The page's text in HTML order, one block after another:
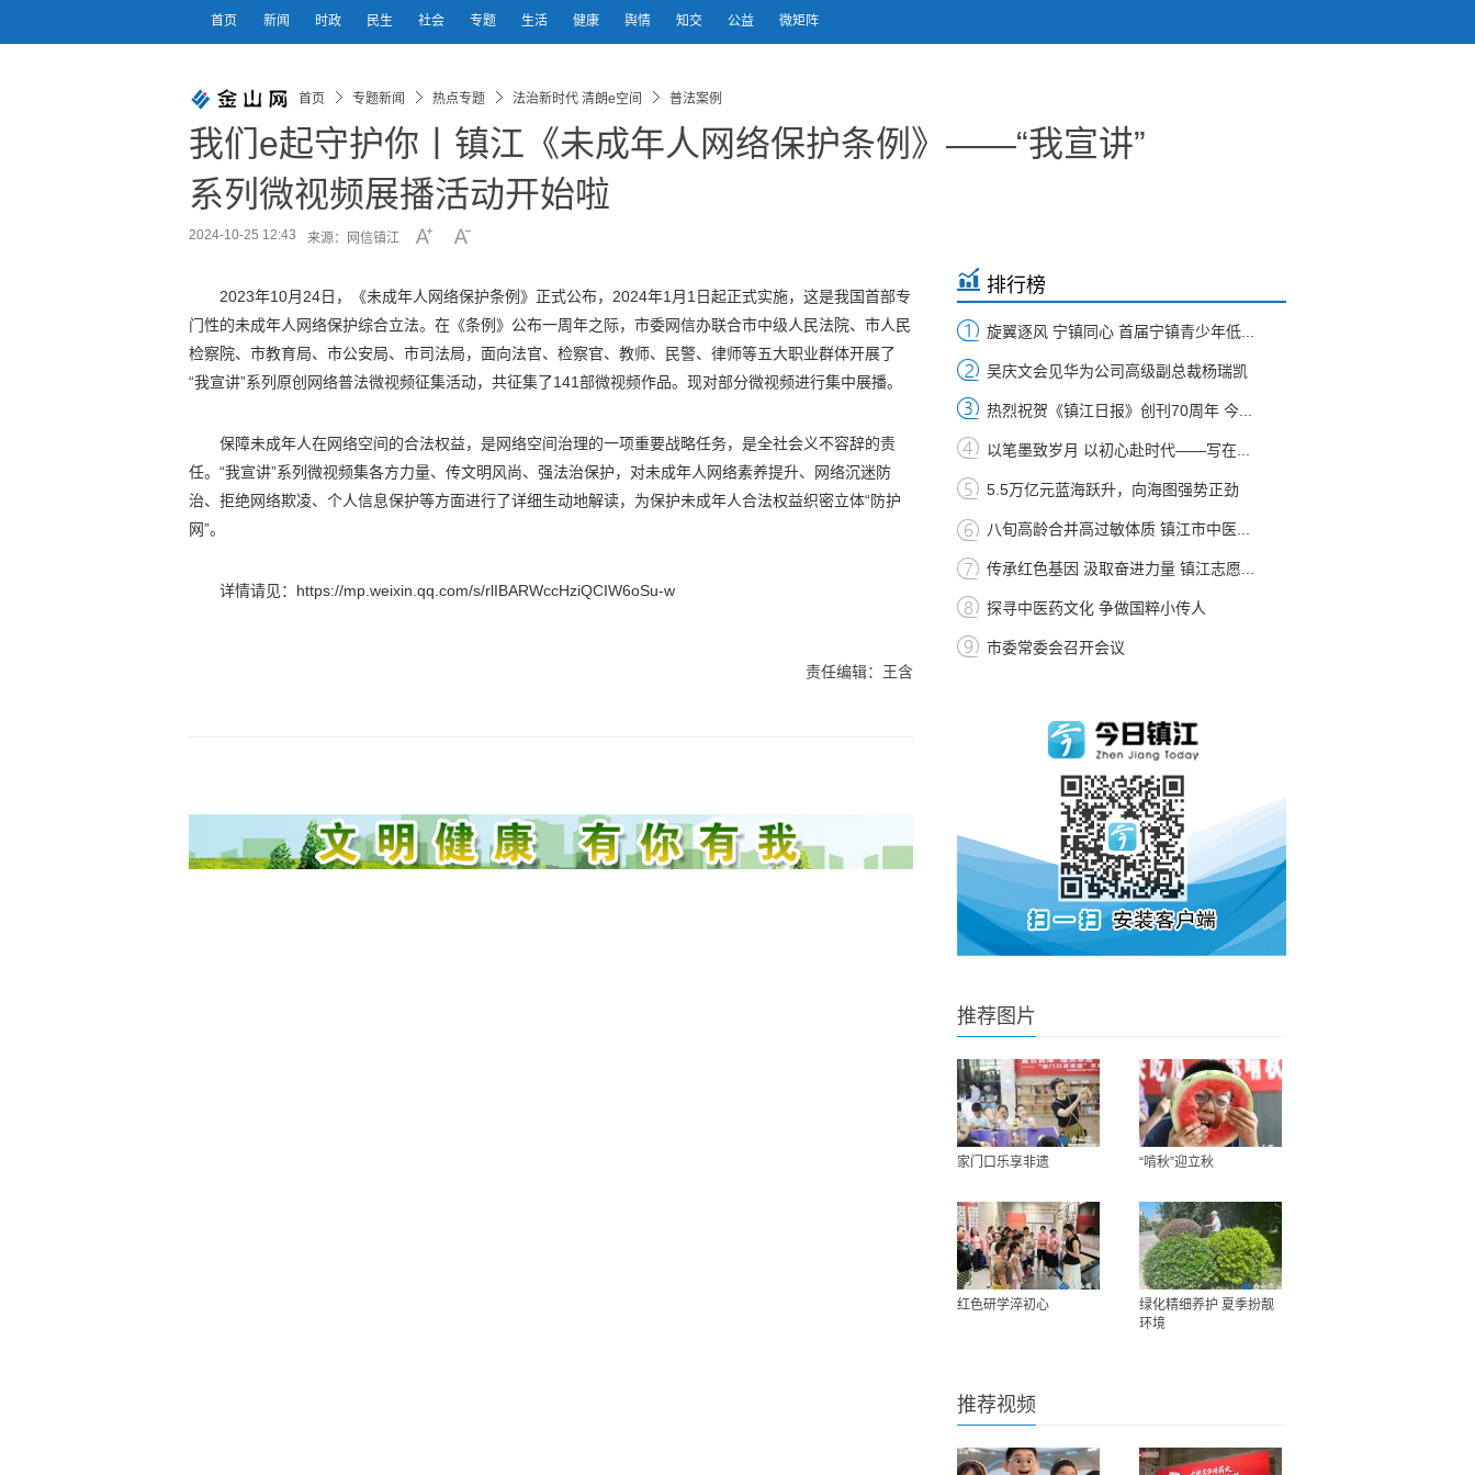
首页 新闻 时政 民生 社会 专题 生活 健康 舆情 知交 公益 微矩阵
首页 专题新闻 热点专题 法治新时代 清朗e空间 普法案例
我们e起守护你丨镇江《未成年人网络保护条例》——“我宣讲”
系列微视频展播活动开始啦
2024-10-25 12:43 来源：网信镇江
2023年10月24日，《未成年人网络保护条例》正式公布，2024年1月1日起正式实施，这是我国首部专
门性的未成年人网络保护综合立法。在《条例》公布一周年之际，市委网信办联合市中级人民法院、市人民
检察院、市教育局、市公安局、市司法局，面向法官、检察官、教师、民警、律师等五大职业群体开展了
“我宣讲”系列原创网络普法微视频征集活动，共征集了141部微视频作品。现对部分微视频进行集中展播。
保障未成年人在网络空间的合法权益，是网络空间治理的一项重要战略任务，是全社会义不容辞的责
任。“我宣讲”系列微视频集各方力量、传文明风尚、强法治保护，对未成年人网络素养提升、网络沉迷防
治、拒绝网络欺凌、个人信息保护等方面进行了详细生动地解读，为保护未成年人合法权益织密立体“防护
网”。
详情请见：https://mp.weixin.qq.com/s/rlIBARWccHziQCIW6oSu-w
责任编辑：王含
排行榜
旋翼逐风 宁镇同心 首届宁镇青少年低...
吴庆文会见华为公司高级副总裁杨瑞凯
热烈祝贺《镇江日报》创刊70周年 今...
以笔墨致岁月 以初心赴时代——写在...
5.5万亿元蓝海跃升，向海图强势正劲
八旬高龄合并高过敏体质 镇江市中医...
传承红色基因 汲取奋进力量 镇江志愿...
探寻中医药文化 争做国粹小传人
市委常委会召开会议
推荐图片
家门口乐享非遗 “啃秋”迎立秋
红色研学淬初心
绿化精细养护 夏季扮靓
环境
推荐视频